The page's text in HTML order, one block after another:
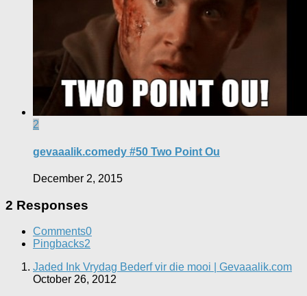
2
gevaaalik.comedy #50 Two Point Ou
December 2, 2015
2 Responses
Comments0
Pingbacks2
Jaded Ink Vrydag Bederf vir die mooi | Gevaaalik.com
October 26, 2012